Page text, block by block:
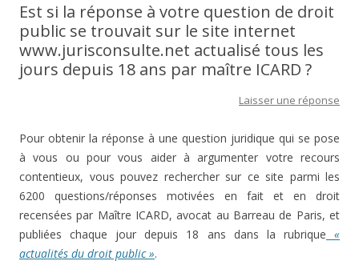
Est si la réponse à votre question de droit
public se trouvait sur le site internet
www.jurisconsulte.net actualisé tous les
jours depuis 18 ans par maître ICARD ?
Laisser une réponse
Pour obtenir la réponse à une question juridique qui se pose
à vous ou pour vous aider à argumenter votre recours
contentieux, vous pouvez rechercher sur ce site parmi les
6200 questions/réponses motivées en fait et en droit
recensées par Maître ICARD, avocat au Barreau de Paris, et
publiées chaque jour depuis 18 ans dans la rubrique «
actualités du droit public ».